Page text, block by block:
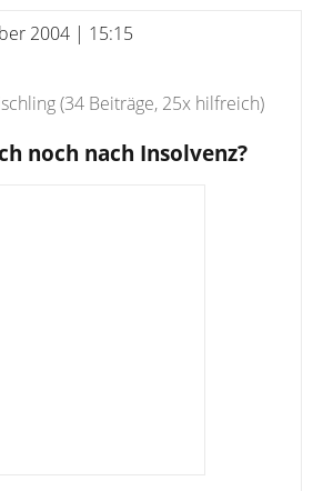
2004 | 15:15
(34 Beiträge, 25x hilfreich)
noch nach Insolvenz?